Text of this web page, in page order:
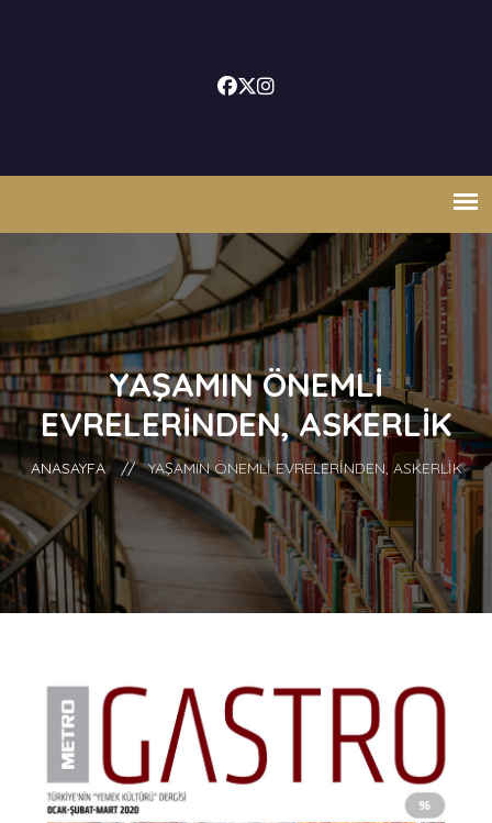
YAŞAMIN ÖNEMLI
EVRELERINDEN, ASKERLIK
ANASAYFA // YAŞAMIN ÖNEMLI EVRELERINDEN, ASKERLIK